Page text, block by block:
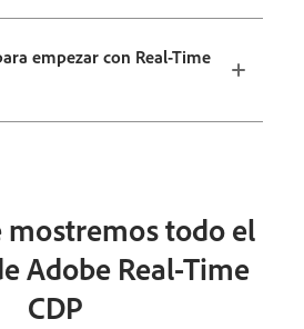
empezar con Real-Time
mostremos todo el
Adobe Real-Time
CDP